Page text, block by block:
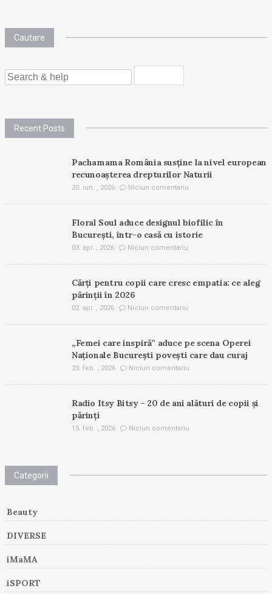
Cautare
SEARCH
FOR:
Recent Posts
Pachamama România susține la nivel european
recunoașterea drepturilor Naturii
20. iun. , 2026 Niciun comentariu
Floral Soul aduce designul biofilic în
București, într-o casă cu istorie
03. apr. , 2026 Niciun comentariu
Cărți pentru copii care cresc empatia: ce aleg
părinții în 2026
02. apr. , 2026 Niciun comentariu
„Femei care inspiră” aduce pe scena Operei
Naționale București povești care dau curaj
23. feb. , 2026 Niciun comentariu
Radio Itsy Bitsy – 20 de ani alături de copii și
părinți
15. feb. , 2026 Niciun comentariu
Categorii
Beauty
DIVERSE
iMaMA
iSPORT